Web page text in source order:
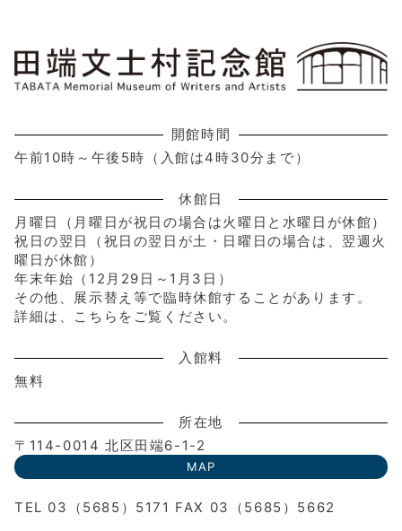
開館時間
午前10時～午後5時（入館は4時30分まで）
休館日
月曜日（月曜日が祝日の場合は火曜日と水曜日が休館）
祝日の翌日（祝日の翌日が土・日曜日の場合は、翌週火
曜日が休館）
年末年始（12月29日～1月3日）
その他、展示替え等で臨時休館することがあります。
詳細は、こちらをご覧ください。
入館料
無料
所在地
〒114-0014 北区田端6-1-2
MAP
TEL 03（5685）5171 FAX 03（5685）5662